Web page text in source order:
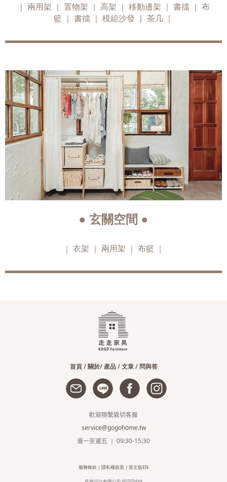
｜ 兩用架 ｜ 置物架 ｜ 高架 ｜ 移動邊架 ｜ 書擋 ｜ 布
籃
書擋 ｜ 模組沙發 ｜ 茶几 ｜
● 玄關空間 ●
｜ 衣架 ｜ 兩用架 ｜ 布籃 ｜
首頁/關於/產品/文章/問與答
歡迎聯繫親切客服
service@gogohome.tw
週一至週五 ｜ 09:30-15:30
服務條款 | 隱私權政策 | 英文版EN